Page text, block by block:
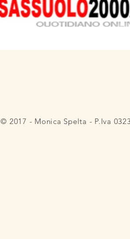
© 2017 - Monica Spelta - P.Iva